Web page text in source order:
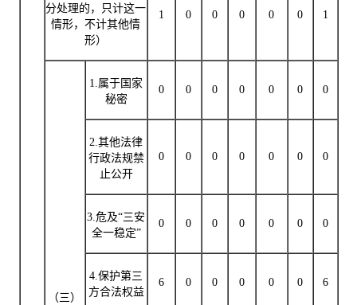
分处理的，只计这一
情形，不计其他情
形）
1 0 0 0 0 0 1
（三）
1.属于国家
秘密
0 0 0 0 0 0 0
2.其他法律
行政法规禁
止公开
0 0 0 0 0 0 0
3.危及“三安
全一稳定”
0 0 0 0 0 0 0
4.保护第三
方合法权益
6 0 0 0 0 0 6